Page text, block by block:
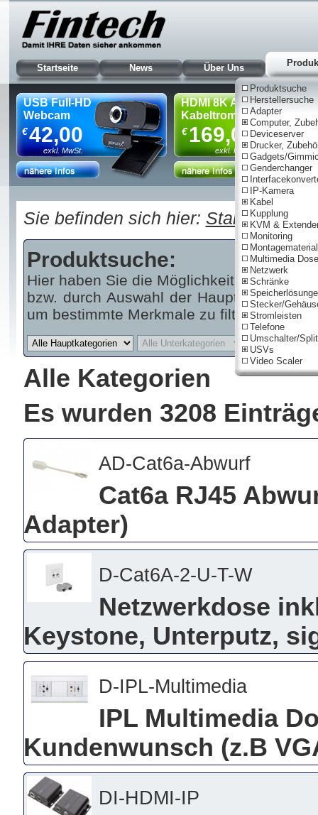
Startseite News Über Uns
Produktsuche
Herstellersuche
Adapter
Computer,
Deviceserver
Drucker,
Gadgets/
Genderchanger
IP-Kamera
Kabel
Kupplung
KVM &
Monitoring
Montagematerial
Multimedia Dose
Netzwerk
Schränke
Stecker/
Stromleisten
Telefone
Umschalter/
USVs
Video Scaler
USB Full-HD
Webcam
42,00
€
exkl. MwSt.
HDMI 8K AOC
Kabeltrommel, 90m
169,00
€
exkl. MwSt.
Nur für
Sie befinden sich hier: Startseite|
Produktsuche:
Hier haben Sie die Möglichkeit über
bzw. durch Auswahl der Haupt- und/
um bestimmte Merkmale zu filtern.
Alle Kategorien
Es wurden 3208
AD-Cat6a-Abwurf
Cat6a RJ45
Adapter)
D-Cat6A-2-U-T-W
Netzwerkdose
Keystone, Unterputz,
D-IPL-Multimedia
IPL Multimedia
Kundenwunsch (z.B
DI-HDMI-IP